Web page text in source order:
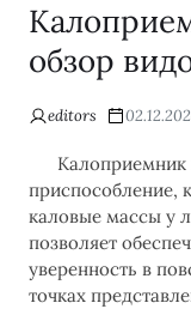
обзор
editors
Калоприемник
приспособление,
каловые массы у
позволяет
уверенность в
точках